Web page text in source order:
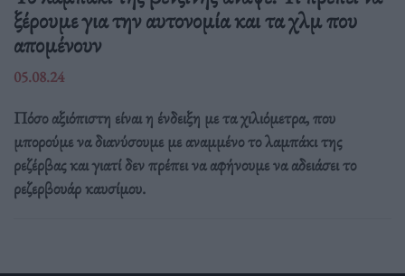
ξέρουμε για την αυτονομία και τα χλμ που
απομένουν
05.08.24
Πόσο αξιόπιστη είναι η ένδειξη με τα χιλιόμετρα, που
μπορούμε να διανύσουμε με αναμμένο το λαμπάκι της
ρεζέρβας και γιατί δεν πρέπει να αφήνουμε να αδειάσει το
ρεζερβουάρ καυσίμου.